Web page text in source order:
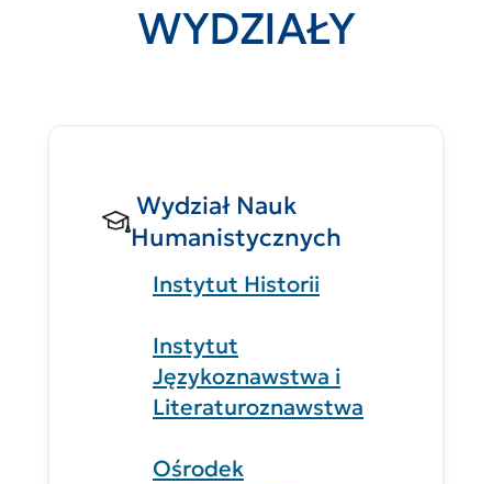
WYDZIAŁY
Wydział Nauk
Humanistycznych
Instytut Historii
Instytut
Językoznawstwa i
Literaturoznawstwa
Ośrodek